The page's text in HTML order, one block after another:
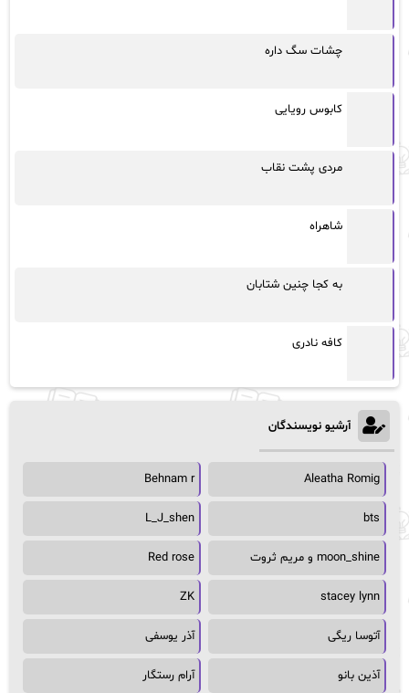
چشات سگ داره
کابوس رویایی
مردی پشت نقاب
شاهراه
به کجا چنین شتابان
کافه نادری
آرشیو نویسندگان
Aleatha Romig
Behnam r
bts
L_J_shen
moon_shine و مریم ثروت Red rose
stacey lynn
ZK
آتوسا ریگی آذر یوسفی
آذین بانو آرام رستگار